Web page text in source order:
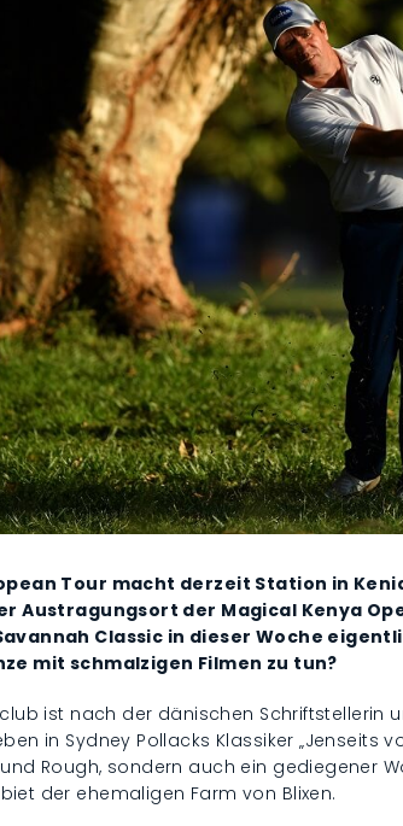
Tour macht derzeit Station in
Austragungsort der Magical Kenya
Classic in dieser Woche
mit schmalzigen Filmen zu tun?
ist nach der dänischen Schriftstellerin
in Sydney Pollacks Klassiker „Jenseits
Rough, sondern auch ein gediegener
der ehemaligen Farm von Blixen.